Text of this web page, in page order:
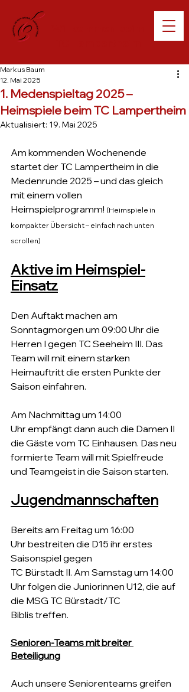
1. Medenspieltag 2025 –
Heimspiele beim TC Lampertheim
Markus Baum
12. Mai 2025
Aktualisiert: 19. Mai 2025
Am kommenden Wochenende
startet der TC Lampertheim in die
Medenrunde 2025 – und das gleich
mit einem vollen
Heimspielprogramm! (Heimspiele in
kompakter Übersicht – einfach nach unten
scrollen)
Aktive im Heimspiel-
Einsatz
Den Auftakt machen am
Sonntagmorgen um 09:00 Uhr die
Herren I gegen TC Seeheim III. Das
Team will mit einem starken
Heimauftritt die ersten Punkte der
Saison einfahren.
Am Nachmittag um 14:00
Uhr empfängt dann auch die Damen II
die Gäste vom TC Einhausen. Das neu
formierte Team will mit Spielfreude
und Teamgeist in die Saison starten.
Jugendmannschaften
Bereits am Freitag um 16:00
Uhr bestreiten die D15 ihr erstes
Saisonspiel gegen
TC Bürstadt II. Am Samstag um 14:00
Uhr folgen die Juniorinnen U12, die auf
die MSG TC Bürstadt/TC
Biblis treffen.
Senioren-Teams mit breiter
Beteiligung
Auch unsere Seniorenteams greifen